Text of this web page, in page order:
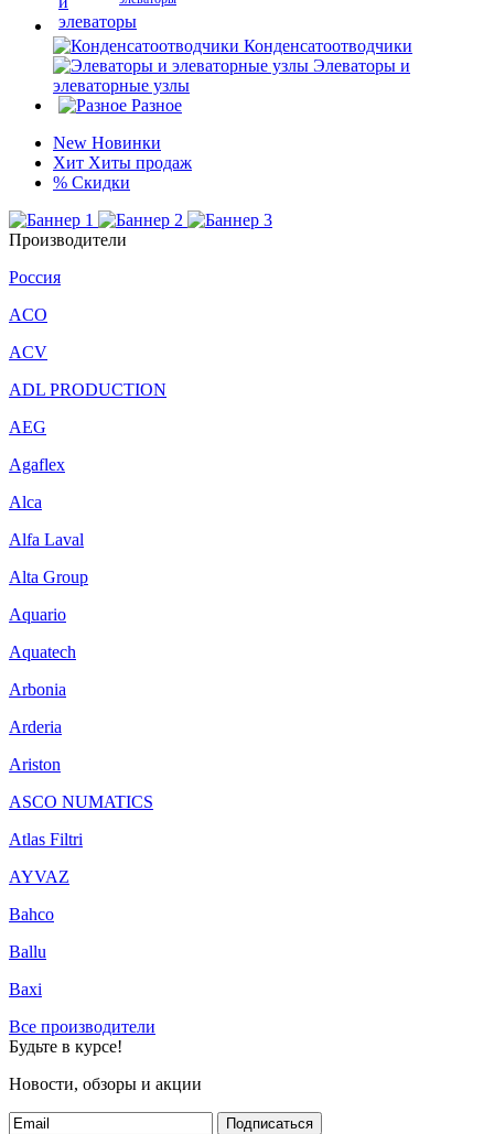
Конденсатоотводчики
Элеваторы и
элеваторные узлы
Разное
New Новинки
Хит Хиты продаж
% Скидки
Производители
Россия
ACO
ACV
ADL PRODUCTION
AEG
Agaflex
Alca
Alfa Laval
Alta Group
Aquario
Aquatech
Arbonia
Arderia
Ariston
ASCO NUMATICS
Atlas Filtri
AYVAZ
Bahco
Ballu
Baxi
Все производители
Будьте в курсе!
Новости, обзоры и акции
Подписаться